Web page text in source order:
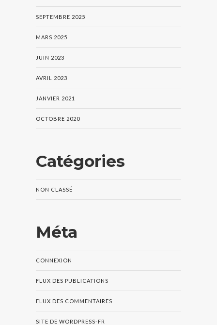
SEPTEMBRE 2025
MARS 2025
JUIN 2023
AVRIL 2023
JANVIER 2021
OCTOBRE 2020
Catégories
NON CLASSÉ
Méta
CONNEXION
FLUX DES PUBLICATIONS
FLUX DES COMMENTAIRES
SITE DE WORDPRESS-FR